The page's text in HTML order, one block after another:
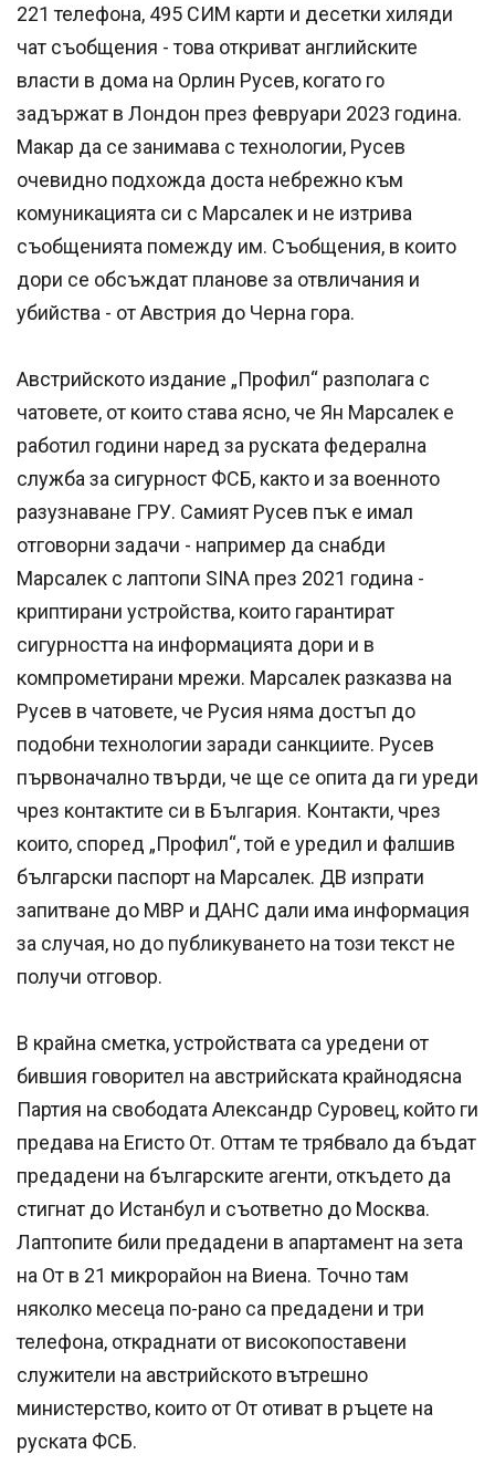
221 телефона, 495 СИМ карти и десетки хиляди
чат съобщения - това откриват английските
власти в дома на Орлин Русев, когато го
задържат в Лондон през февруари 2023 година.
Макар да се занимава с технологии, Русев
очевидно подхожда доста небрежно към
комуникацията си с Марсалек и не изтрива
съобщенията помежду им. Съобщения, в които
дори се обсъждат планове за отвличания и
убийства - от Австрия до Черна гора.
Австрийското издание „Профил“ разполага с
чатовете, от които става ясно, че Ян Марсалек е
работил години наред за руската федерална
служба за сигурност ФСБ, както и за военното
разузнаване ГРУ. Самият Русев пък е имал
отговорни задачи - например да снабди
Марсалек с лаптопи SINA през 2021 година -
криптирани устройства, които гарантират
сигурността на информацията дори и в
компрометирани мрежи. Марсалек разказва на
Русев в чатовете, че Русия няма достъп до
подобни технологии заради санкциите. Русев
първоначално твърди, че ще се опита да ги уреди
чрез контактите си в България. Контакти, чрез
които, според „Профил“, той е уредил и фалшив
български паспорт на Марсалек. ДВ изпрати
запитване до МВР и ДАНС дали има информация
за случая, но до публикуването на този текст не
получи отговор.
В крайна сметка, устройствата са уредени от
бившия говорител на австрийската крайнодясна
Партия на свободата Александр Суровец, който ги
предава на Егисто От. Оттам те трябвало да бъдат
предадени на българските агенти, откъдето да
стигнат до Истанбул и съответно до Москва.
Лаптопите били предадени в апартамент на зета
на От в 21 микрорайон на Виена. Точно там
няколко месеца по-рано са предадени и три
телефона, откраднати от високопоставени
служители на австрийското вътрешно
министерство, които от От отиват в ръцете на
руската ФСБ.